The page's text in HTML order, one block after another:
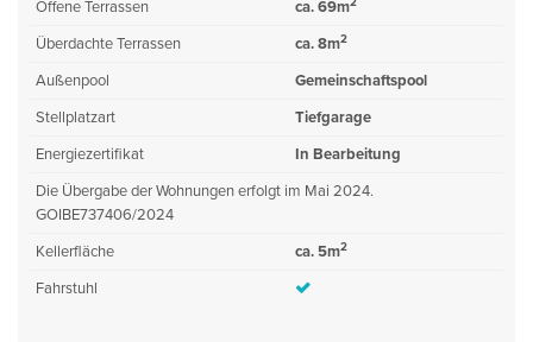
Offene Terrassen ca. 69m
Überdachte Terrassen ca. 8m2
Außenpool
Gemeinschaftspool
Stellplatzart
Tiefgarage
Energiezertifikat
In Bearbeitung
Die Übergabe der Wohnungen erfolgt im Mai 2024.
GOIBE737406/2024
Kellerfläche
ca. 5m2
Fahrstuhl